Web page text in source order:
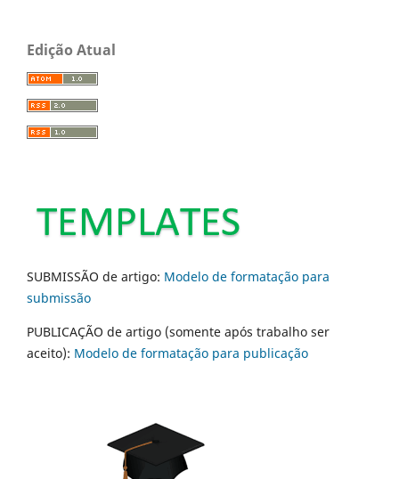
Edição Atual
SUBMISSÃO de artigo: Modelo de formatação para
submissão
PUBLICAÇÃO de artigo (somente após trabalho ser
aceito): Modelo de formatação para publicação